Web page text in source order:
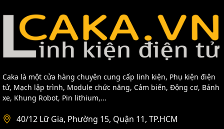
Caka là một cửa hàng chuyên cung cấp linh kiện, Phụ kiện điện
tử, Mạch lập trình, Module chức năng, Cảm biến, Động cơ, Bánh
xe, Khung Robot, Pin lithium,...
40/12 Lữ Gia, Phường 15, Quận 11, TP.HCM